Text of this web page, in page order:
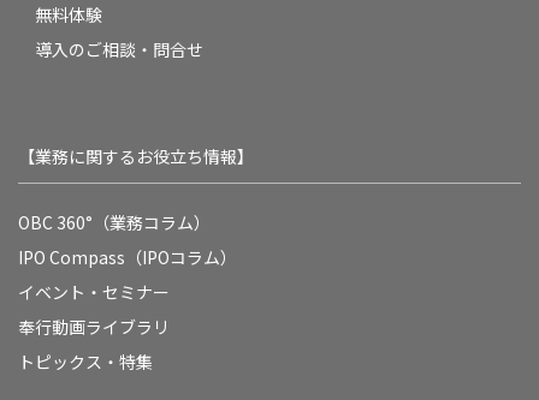
無料体験
導入のご相談・問合せ
【業務に関するお役立ち情報】
OBC 360°（業務コラム）
IPO Compass（IPOコラム）
イベント・セミナー
奉行動画ライブラリ
トピックス・特集